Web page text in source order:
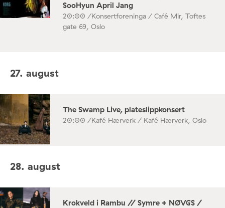
SooHyun April Jang
20:00 /Konsertforeninga / Café Mir, Toftes
gate 69, Oslo
27. august
The Swamp Live, plateslippkonsert
20:00 /Kafé Hærverk / Kafé Hærverk, Oslo
28. august
Krokveld i Rambu // Symre + NØVGS /